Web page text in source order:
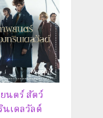
นตร์ สัตว์
เดลวัลด์